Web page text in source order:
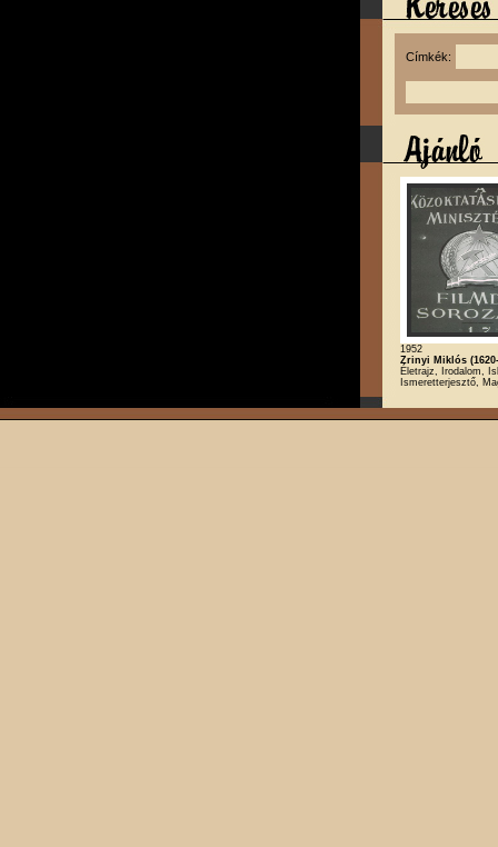
Címkék:
1952
Zrinyi Miklós
Életrajz, Irodalom,
Ismeretterjesztő,